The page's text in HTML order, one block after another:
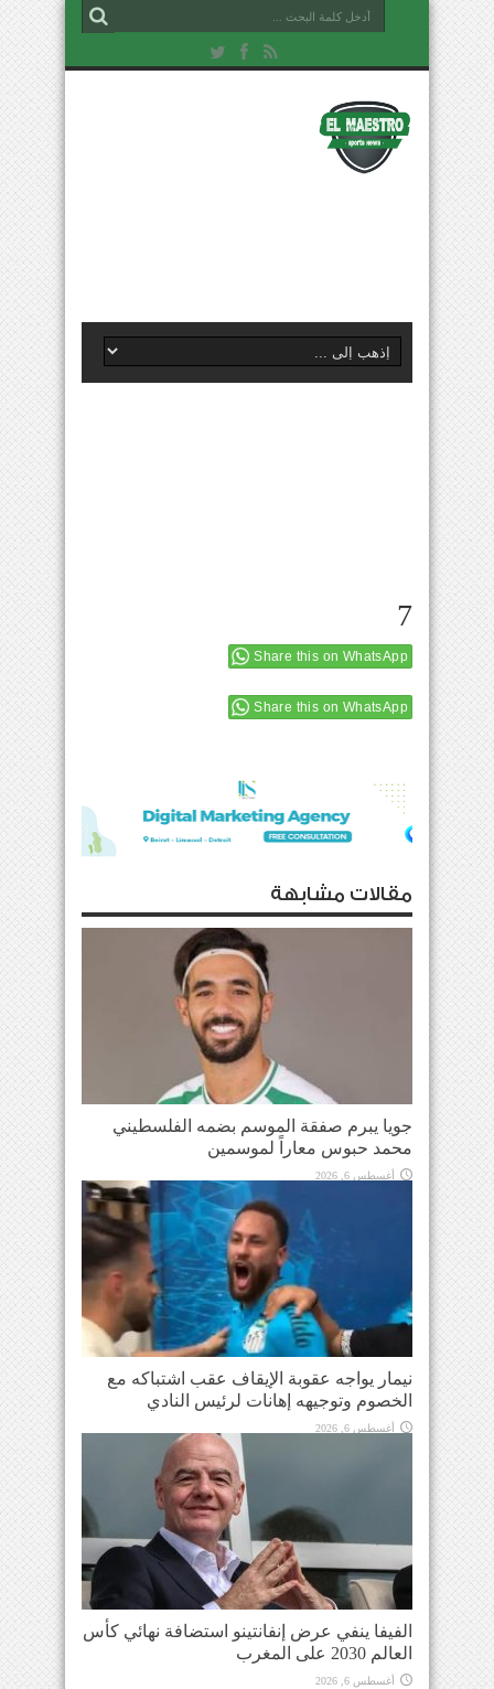
7
Share this on WhatsApp
Share this on WhatsApp
مقالات مشابهة
جويا يبرم صفقة الموسم بضمه الفلسطيني
محمد حبوس معاراً لموسمين
أغسطس 6, 2026
نيمار يواجه عقوبة الإيقاف عقب اشتباكه مع
الخصوم وتوجيهه إهانات لرئيس النادي
أغسطس 6, 2026
الفيفا ينفي عرض إنفانتينو استضافة نهائي كأس
العالم 2030 على المغرب
أغسطس 6, 2026